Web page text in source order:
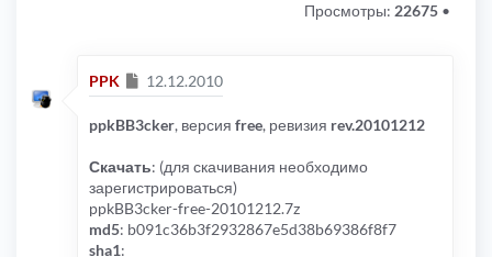
Просмотры: 22675 •
PPK Сообщение
12.12.2010
ppkBB3cker, версия free, ревизия rev.20101212
Скачать: (для скачивания необходимо
зарегистрироваться)
ppkBB3cker-free-20101212.7z
md5: b091c36b3f2932867e5d38b69386f8f7
sha1: